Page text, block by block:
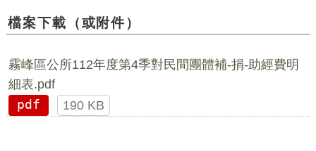
檔案下載（或附件）
霧峰區公所112年度第4季對民間團體補-捐-助經費明
細表.pdf
pdf
190 KB